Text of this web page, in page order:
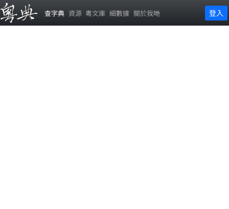
查字典 資源 粵文庫 細數據 關於我哋 登入